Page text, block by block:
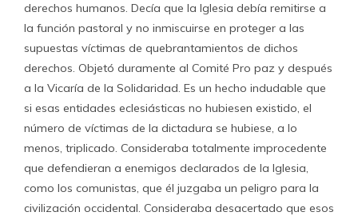
derechos humanos. Decía que la Iglesia debía remitirse a
la función pastoral y no inmiscuirse en proteger a las
supuestas víctimas de quebrantamientos de dichos
derechos. Objetó duramente al Comité Pro paz y después
a la Vicaría de la Solidaridad. Es un hecho indudable que
si esas entidades eclesiásticas no hubiesen existido, el
número de víctimas de la dictadura se hubiese, a lo
menos, triplicado. Consideraba totalmente improcedente
que defendieran a enemigos declarados de la Iglesia,
como los comunistas, que él juzgaba un peligro para la
civilización occidental. Consideraba desacertado que esos